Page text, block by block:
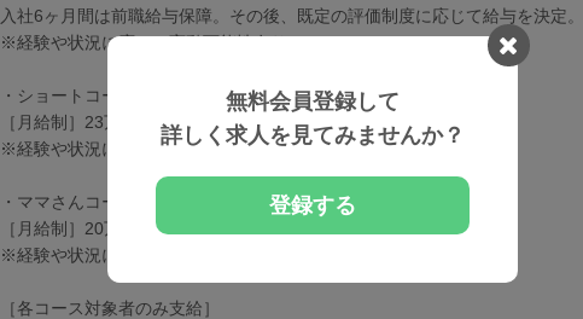
入社6ヶ月間は前職給与保障。その後、既定の評価制度に応じて給与を決定。
※経験や状況に応じて変動可能性有り
・ショートコース
［月給制］23万円-
※経験や状況に応じて変動可能性有り
・ママさんコース
［月給制］20万円-
※経験や状況に応じて変動可能性有り
［各コース対象者のみ支給］
無料会員登録して
詳しく求人を見てみませんか？
登録する